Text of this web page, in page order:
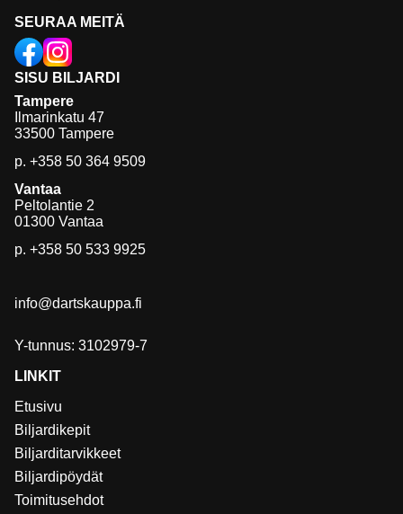
SISU BILJARDI
Tampere
Ilmarinkatu 47
33500 Tampere
p. +358 50 364 9509
Vantaa
Peltolantie 2
01300 Vantaa
p. +358 50 533 9925
info@dartskauppa.fi
Y-tunnus: 3102979-7
SEURAA MEITÄ
LINKIT
Etusivu
Biljardikepit
Biljarditarvikkeet
Biljardipöydät
Toimitusehdot